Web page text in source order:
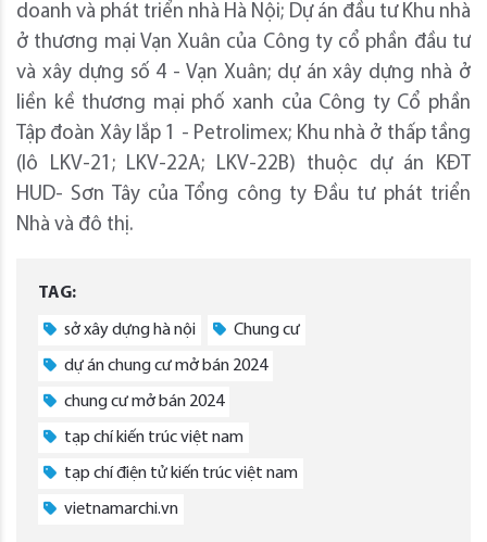
doanh và phát triển nhà Hà Nội; Dự án đầu tư Khu nhà
ở thương mại Vạn Xuân của Công ty cổ phần đầu tư
và xây dựng số 4 - Vạn Xuân; dự án xây dựng nhà ở
liền kề thương mại phố xanh của Công ty Cổ phần
Tập đoàn Xây lắp 1 - Petrolimex; Khu nhà ở thấp tầng
(lô LKV-21; LKV-22A; LKV-22B) thuộc dự án KĐT
HUD- Sơn Tây của Tổng công ty Đầu tư phát triển
Nhà và đô thị.
TAG:
sở xây dựng hà nội Chung cư
dự án chung cư mở bán 2024
chung cư mở bán 2024
tạp chí kiến trúc việt nam
tạp chí điện tử kiến trúc việt nam
vietnamarchi.vn